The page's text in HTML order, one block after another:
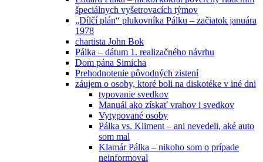
špeciálnych vyšetrovacích týmov
„Dílčí plán“ plukovníka Pálku – začiatok januára
1978
chartista John Bok
Pálka – dátum 1. realizačného návrhu
Dom pána Simicha
Prehodnotenie pôvodných zistení
záujem o osoby, ktoré boli na diskotéke v iné dni
typovanie svedkov
Manuál ako získať vrahov i svedkov
Vytypované osoby
Pálka vs. Kliment – ani nevedeli, aké auto
som mal
Klamár Pálka – nikoho som o prípade
neinformoval